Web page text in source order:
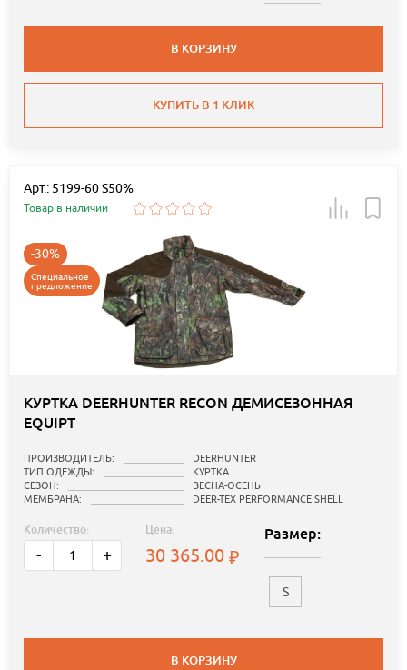
В КОРЗИНУ
КУПИТЬ В 1 КЛИК
Арт.: 5199-60 S50%
Товар в наличии
-30%
Специальное
предложение
КУРТКА DEERHUNTER RECON ДЕМИСЕЗОННАЯ
EQUIPT
ПРОИЗВОДИТЕЛЬ:
DEERHUNTER
ТИП ОДЕЖДЫ:
КУРТКА
СЕЗОН:
ВЕСНА-ОСЕНЬ
МЕМБРАНА:
DEER-TEX PERFORMANCE SHELL
Количество:
- +
Цена:
30 365.00
Размер:
S
В КОРЗИНУ